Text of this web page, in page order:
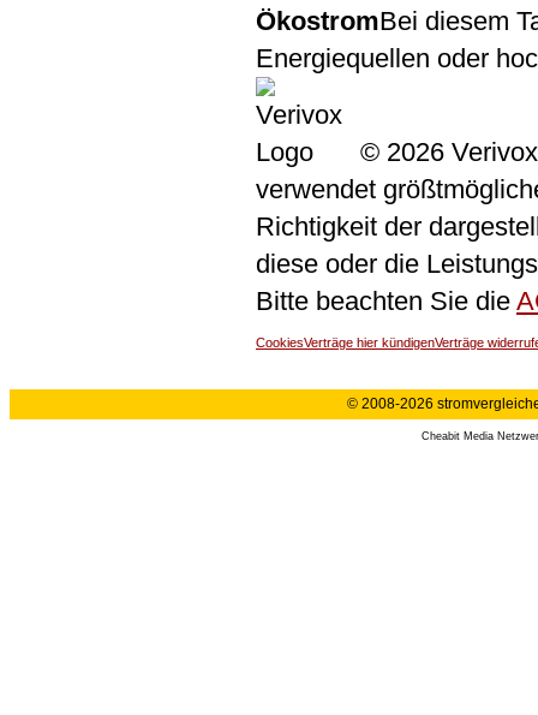
ÖkostromBei diesem
Energiequellen oder
© 2026
verwendet
Richtigkeit der
diese oder die
Bitte beachten Sie die
CookiesVerträge hier kündigenVerträge
© 2008-2026
Cheabit Media